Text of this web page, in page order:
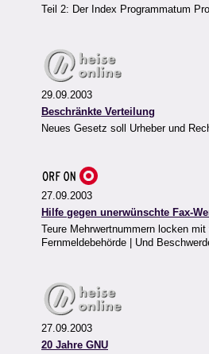
Teil 2: Der Index Programmatum
29.09.2003
Beschränkte Verteilung
Neues Gesetz soll Urheber und
27.09.2003
Hilfe gegen unerwünschte Fax-
Teure Mehrwertnummern locken
Fernmeldebehörde | Und
27.09.2003
20 Jahre GNU